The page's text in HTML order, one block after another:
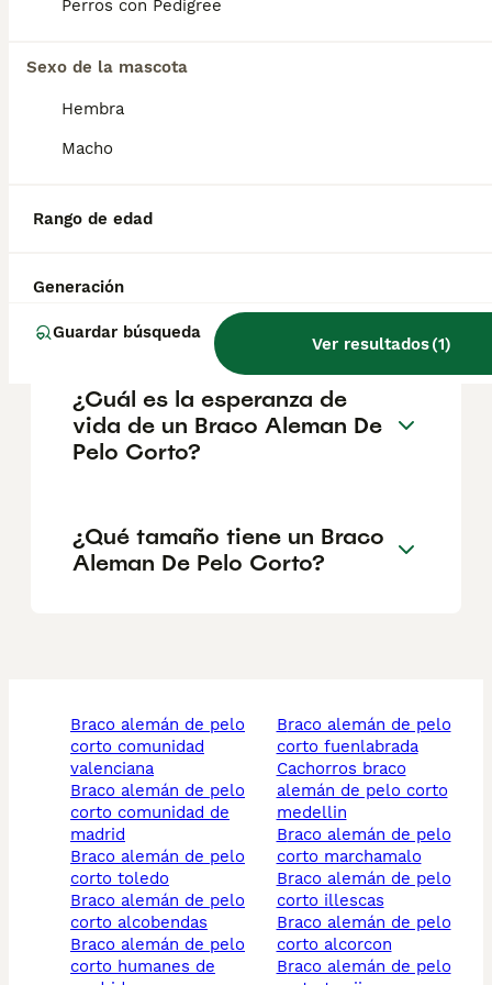
Perros con Pedigree
Sexo de la mascota
Hembra
Macho
Rango de edad
Generación
Guardar búsqueda
Ver resultados(1)
¿Cómo es el carácter de
Braco Aleman De Pelo
desventajas de la raza Braco
Aleman De Pelo Corto?
¿Cuál es la esperanza de
vida de un Braco Aleman De
Pelo Corto?
¿Qué tamaño tiene un Braco
Aleman De Pelo Corto?
braco alemán de pelo
corto comunidad
valenciana
braco alemán de pelo
corto comunidad de
madrid
braco alemán de pelo
corto toledo
braco alemán de pelo
corto alcobendas
braco alemán de pelo
corto humanes de
braco alemán de pelo
corto fuenlabrada
cachorros braco
alemán de pelo corto
medellin
braco alemán de pelo
corto marchamalo
braco alemán de pelo
corto illescas
braco alemán de pelo
corto alcorcon
braco alemán de pelo